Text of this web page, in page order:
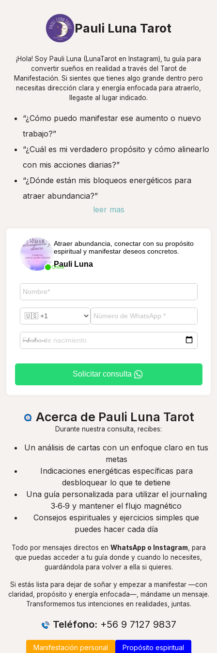
Pauli Luna Tarot
¡Hola! Soy Pauli Luna (LunaTarot en Instagram), tu guía para
convertir sueños en realidad a través del Tarot de
Manifestación. Si sientes que tienes algo grande dentro pero
necesitas dirección clara y energía enfocada para atraerlo,
llegaste al lugar indicado.
“¿Cómo puedo manifestar ese aumento o nuevo
trabajo?”
“¿Cuál es mi verdadero propósito y cómo alinearlo
con mis acciones diarias?”
“¿Dónde están mis bloqueos energéticos para
atraer abundancia?”
leer mas
Online
Atraer abundancia, conectar con su propósito
espiritual y manifestar deseos concretos.
Pauli Luna
Solicitar consulta
Acerca de Pauli Luna Tarot
Durante nuestra consulta, recibes:
Un análisis de cartas con un enfoque claro en tus
metas
Indicaciones energéticas específicas para
desbloquear lo que te detiene
Una guía personalizada para utilizar el journaling
3‑6‑9 y mantener el flujo magnético
Consejos espirituales y ejercicios simples que
puedes hacer cada día
Todo por mensajes directos en WhatsApp o Instagram , para
que puedas acceder a tu guía donde y cuando lo necesites,
guardándola para volver a ella si quieres.
Si estás lista para dejar de soñar y empezar a manifestar —con
claridad, propósito y energía enfocada—, mándame un mensaje.
Transformemos tus intenciones en realidades, juntas.
Teléfono: +56 9 7127 9837
Manifestación personal Propósito espiritual